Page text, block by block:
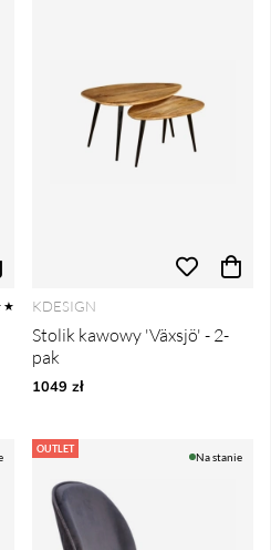
KDESIGN
Stolik kawowy 'Växsjö' - 2-
pak
1049 zł
OUTLET
Na stanie